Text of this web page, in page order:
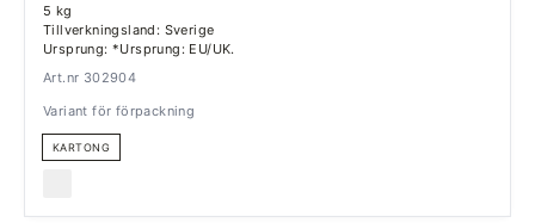
5 kg
Tillverkningsland: Sverige
Ursprung: *Ursprung: EU/UK.
Art.nr 302904
Variant för förpackning
KARTONG